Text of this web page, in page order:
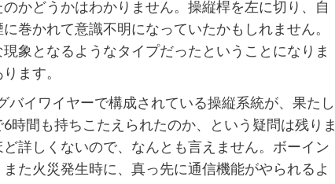
かどうかはわかりません。操縦桿を左に切り、自
巻かれて意識不明になっていたかもしれません。
象となるようなタイプだったということになりま
ます。
イワイヤーで構成されている操縦系統が、果たし
時間も持ちこたえられたのか、という疑問は残りま
詳しくないので、なんとも言えません。ボーイン
た火災発生時に、真っ先に通信機能がやられるよ